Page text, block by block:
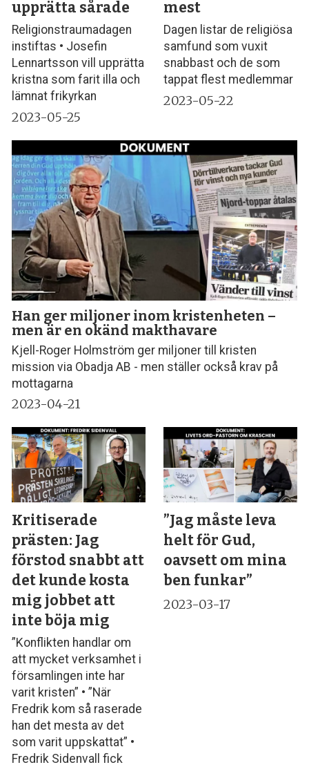
upprätta sårade
Religionstraumadagen
instiftas • Josefin
Lennartsson vill upprätta
kristna som farit illa och
lämnat frikyrkan
2023-05-25
mest
Dagen listar de religiösa
samfund som vuxit
snabbast och de som
tappat flest medlemmar
2023-05-22
Han ger miljoner inom kristenheten –
men är en okänd makthavare
Kjell-Roger Holmström ger miljoner till kristen
mission via Obadja AB - men ställer också krav på
mottagarna
2023-04-21
Kritiserade
prästen: Jag
förstod snabbt att
det kunde kosta
mig jobbet att
inte böja mig
”Konflikten handlar om
att mycket verksamhet i
församlingen inte har
varit kristen” • ”När
Fredrik kom så raserade
han det mesta av det
som varit uppskattat” •
Fredrik Sidenvall fick
”Jag måste leva
helt för Gud,
oavsett om mina
ben funkar”
2023-03-17